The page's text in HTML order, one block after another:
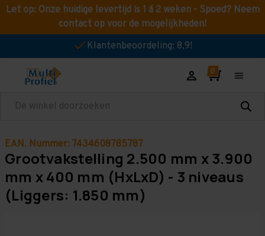
Let op: Onze huidige levertijd is 1 á 2 weken - Spoed? Neem
contact op voor de mogelijkheden!
Klantenbeoordeling: 8,9!
Zoeken
EAN. Nummer: 7434608785787
Grootvakstelling 2.500 mm x 3.900
mm x 400 mm (HxLxD) - 3 niveaus
(Liggers: 1.850 mm)